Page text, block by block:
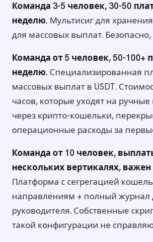
Команда 3-5 человек, 30-50
неделю. Мультисиг для
для массовых выплат.
Команда от 5 человек, 50-100+
неделю. Специализированная
массовых выплат в USDT.
часов, которые уходят на
через крипто-кошельки,
операционные расходы за
Команда от 10 человек,
нескольких вертикалях, важен
Платформа с сегрегацией
направлениям + полный журнал
руководителя. Собственные
такой конфигурации не